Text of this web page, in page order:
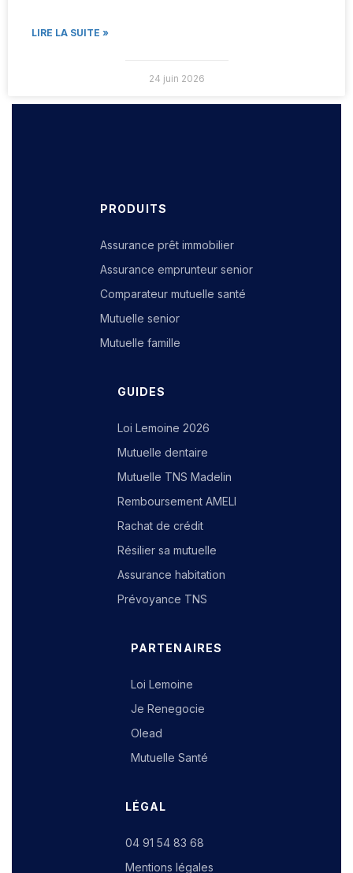
LIRE LA SUITE »
24 juin 2026
PRODUITS
Assurance prêt immobilier
Assurance emprunteur senior
Comparateur mutuelle santé
Mutuelle senior
Mutuelle famille
GUIDES
Loi Lemoine 2026
Mutuelle dentaire
Mutuelle TNS Madelin
Remboursement AMELI
Rachat de crédit
Résilier sa mutuelle
Assurance habitation
Prévoyance TNS
PARTENAIRES
Loi Lemoine
Je Renegocie
Olead
Mutuelle Santé
LÉGAL
04 91 54 83 68
Mentions légales